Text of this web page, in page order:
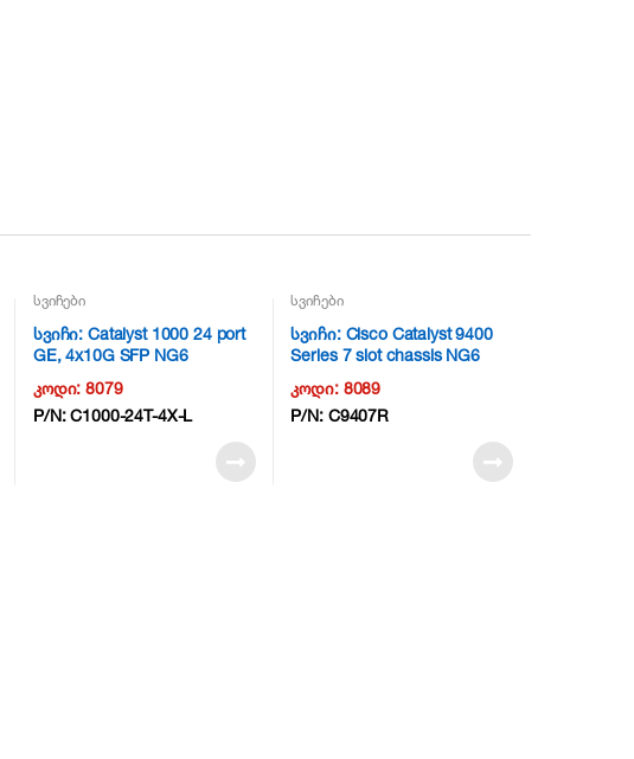
სვიჩები
სვიჩი: Catalyst 1000 24 port
GE, 4x10G SFP NG6
კოდი:8079
P/N:C1000-24T-4X-L
სვიჩები
სვიჩი: Cisco Catalyst 9400
Series 7 slot chassis NG6
კოდი: 8089
P/N: C9407R